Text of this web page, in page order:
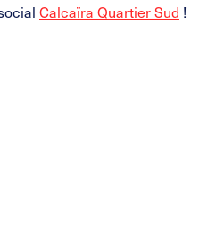
Calcaïra Quartier Sud !